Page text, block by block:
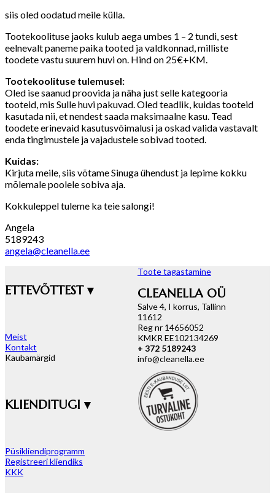
siis oled oodatud meile külla.
Tootekoolituse jaoks kulub aega umbes 1 – 2 tundi, sest
eelnevalt paneme paika tooted ja valdkonnad, milliste
toodete vastu suurem huvi on. Hind on 25€+KM.
Tootekoolituse tulemusel:
Oled ise saanud proovida ja näha just selle kategooria
tooteid, mis Sulle huvi pakuvad. Oled teadlik, kuidas tooteid
kasutada nii, et nendest saada maksimaalne kasu. Tead
toodete erinevaid kasutusvõimalusi ja oskad valida vastavalt
enda tingimustele ja vajadustele sobivad tooted.
Kuidas:
Kirjuta meile, siis võtame Sinuga ühendust ja lepime kokku
mõlemale poolele sobiva aja.
Kokkuleppel tuleme ka teie salongi!
Angela
5189243
angela@cleanella.ee
ETTEVÕTTEST ▾
Meist
Kontakt
Kaubamärgid
KLIENDITUGI ▾
Püsikliendiprogramm
Registreeri kliendiks
KKK
Toote tagastamine
CLEANELLA OÜ
Salve 4, I korrus, Tallinn
11612
Reg nr 14656052
KMKR EE102134269
+ 372 5189243
info@cleanella.ee